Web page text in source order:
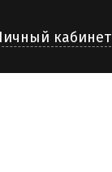
кабинет